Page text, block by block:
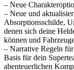
– Neue
– Neue und
Absorptionsschilde,
denen sich deine
können und
– Narrative Regeln
Basis für dein
abenteuerlichen